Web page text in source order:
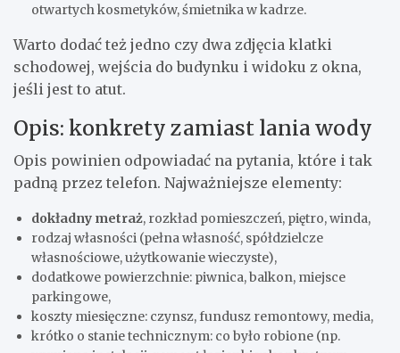
otwartych kosmetyków, śmietnika w kadrze.
Warto dodać też jedno czy dwa zdjęcia klatki
schodowej, wejścia do budynku i widoku z okna,
jeśli jest to atut.
Opis: konkrety zamiast lania wody
Opis powinien odpowiadać na pytania, które i tak
padną przez telefon. Najważniejsze elementy:
dokładny metraż, rozkład pomieszczeń, piętro, winda,
rodzaj własności (pełna własność, spółdzielcze
własnościowe, użytkowanie wieczyste),
dodatkowe powierzchnie: piwnica, balkon, miejsce
parkingowe,
koszty miesięczne: czynsz, fundusz remontowy, media,
krótko o stanie technicznym: co było robione (np.